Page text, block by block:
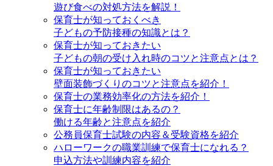
遊び食べの対処方法を解説！
保育士が知っておくべき
子どもの予防接種の知識とは？
保育士が知っておきたい
子どもの朝の受け入れ時のコツと注意点とは？
保育士が知っておきたい
壁面装飾づくりのコツと注意点を紹介！
保育士の業務効率化の方法を紹介！
保育士に年齢制限はあるの？
働ける年齢と注意点を紹介
公務員保育士試験の内容＆受験資格を紹介
ハローワークの職業訓練で保育士になれる？
申込方法や訓練内容を紹介